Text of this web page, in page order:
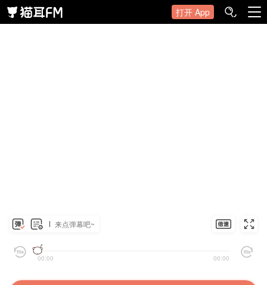
打开 App
来点弹幕吧~
00:00 00:00